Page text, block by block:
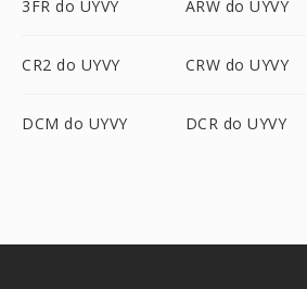
3FR do UYVY ARW do UYVY
CR2 do UYVY CRW do UYVY
DCM do UYVY DCR do UYVY